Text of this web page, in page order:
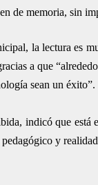
de memoria, sin
la lectura es
a que
sean un éxito”.
indicó que está
y